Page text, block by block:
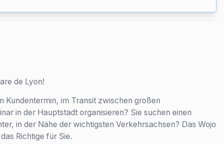
de Lyon!
Kundentermin, im Transit zwischen großen
in der Hauptstadt organisieren? Sie suchen einen
in der Nähe der wichtigsten Verkehrsachsen? Das Wojo
Richtige für Sie.